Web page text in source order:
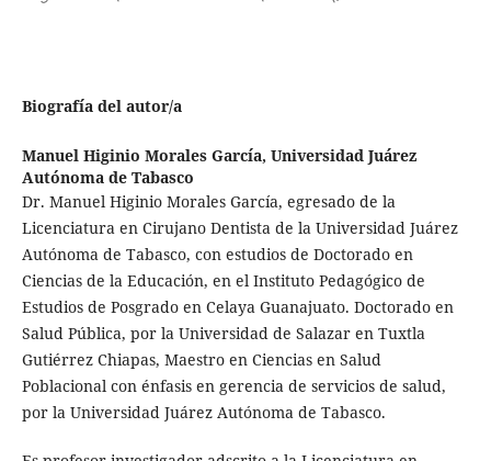
Biografía del autor/a
Manuel Higinio Morales García, Universidad Juárez
Autónoma de Tabasco
Dr. Manuel Higinio Morales García, egresado de la
Licenciatura en Cirujano Dentista de la Universidad Juárez
Autónoma de Tabasco, con estudios de Doctorado en
Ciencias de la Educación, en el Instituto Pedagógico de
Estudios de Posgrado en Celaya Guanajuato. Doctorado en
Salud Pública, por la Universidad de Salazar en Tuxtla
Gutiérrez Chiapas, Maestro en Ciencias en Salud
Poblacional con énfasis en gerencia de servicios de salud,
por la Universidad Juárez Autónoma de Tabasco.